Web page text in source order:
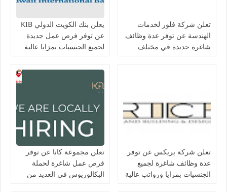
تعلن شركة فلور لخدمات
الهندسة عن توفر عدة وظائف
شاغرة جديدة في مختلف
يعلن بنك الكويت الدولي KIB
عن توفر فرص عمل جديدة
لجميع الجنسيات بمزايا عالية
تعلن شركة بريكس عن توفر
عدة وظائف شاغرة لجميع
الجنسيات بمزايا ورواتب عالية
تعلن مجموعة كانا عن توفر
فرص عمل شاغرة لحملة
البكالوريوس في العديد من